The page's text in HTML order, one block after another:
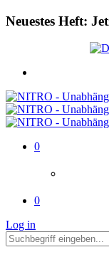
Neuestes Heft:
0
0
Log in